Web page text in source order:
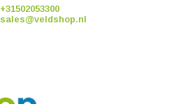
+31502053300
sales@veldshop.nl